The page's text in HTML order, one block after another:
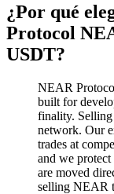
¿Por qué
Protocol
USDT?
NEAR
built for
finality.
network. Our
trades at
and we
are moved
selling NEAR